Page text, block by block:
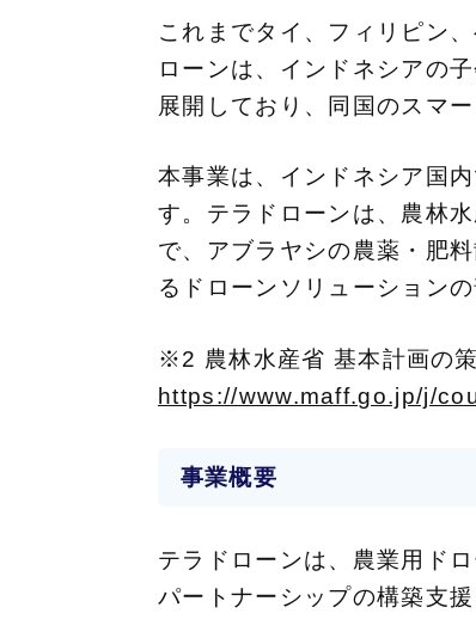
これまでタイ、フィリピン
ローンは、インドネシアの
展開しており、同国のスマ
本事業は、インドネシア国
す。テラドローンは、農林
で、アブラヤシの農薬・肥
るドローンソリューション
※2 農林水産省 基本計画の
https://www.maff.go.jp/j/
事業概要
テラドローンは、農業用ド
パートナーシップの構築支